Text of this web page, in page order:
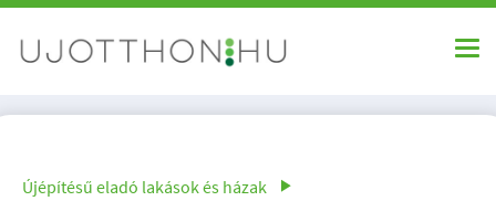
Újépítésű eladó lakások és házak